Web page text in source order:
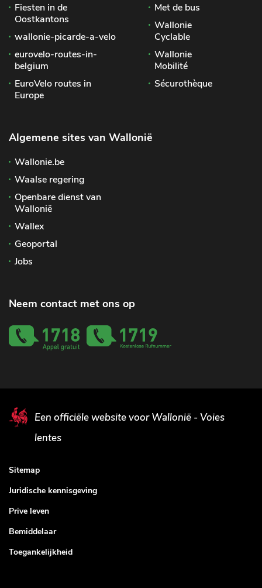
Fiesten in de
Oostkantons
wallonie-picarde-a-velo
eurovelo-routes-in-
belgium
EuroVelo routes in
Europe
Met de bus
Wallonie
Cyclable
Wallonie
Mobilité
Sécurothèque
Algemene sites van Wallonië
Wallonie.be
Waalse regering
Openbare dienst van
Wallonië
Wallex
Geoportal
Jobs
Neem contact met ons op
Een officiële website voor Wallonië - Voies
lentes
Sitemap
Juridische kennisgeving
Prive leven
Bemiddelaar
Toegankelijkheid